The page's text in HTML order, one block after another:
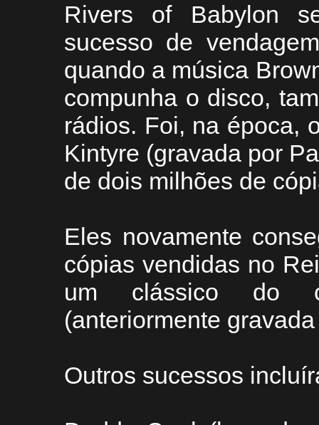
Rivers of Babylon
sucesso de
quando a música
compunha o disco,
rádios. Foi, na época,
Kintyre (gravada por
de dois milhões de
Eles novamente
cópias vendidas no
um clássico do
(anteriormente
Outros sucessos